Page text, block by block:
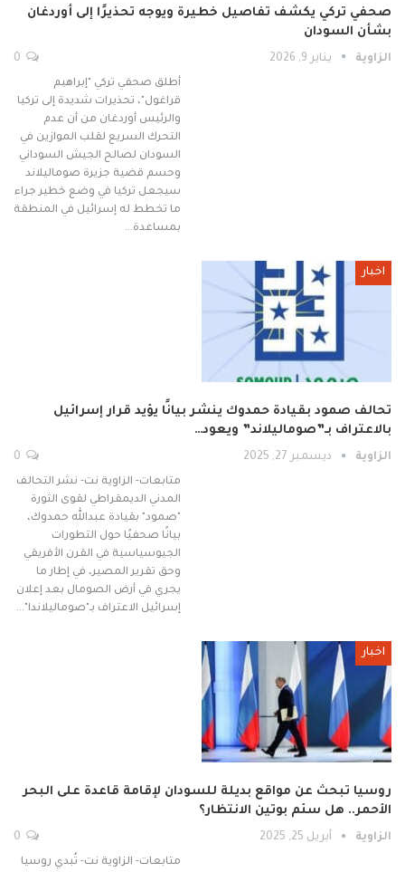
صحفي تركي يكشف تفاصيل خطيرة ويوجه تحذيرًا إلى أوردغان
بشأن السودان
الزاوية يناير 9, 2026
أطلق صحفي تركي "إبراهيم
قراغول"، تحذيرات شديدة إلى تركيا
والرئيس أوردغان من أن عدم
التحرك السريع لقلب الموازين في
السودان لصالح الجيش السوداني
وحسم قضية جزيرة صوماليلاند
سيجعل تركيا في وضع خطير جراء
ما تخطط له إسرائيل في المنطقة
بمساعدة…
اخبار
تحالف صمود بقيادة حمدوك ينشر بيانًا يؤيد قرار إسرائيل
بالاعتراف بـ”صوماليلاند” ويعود…
الزاوية ديسمبر 27, 2025
متابعات- الزاوية نت- نشر التحالف
المدني الديمقراطي لقوى الثورة
"صمود" بقيادة عبدالله حمدوك،
بيانًا صحفيًا حول التطورات
الجيوسياسية في القرن الأفريقي
وحق تقرير المصير، في إطار ما
يجري في أرض الصومال بعد إعلان
إسرائيل الاعتراف بـ"صوماليلاندا"…
اخبار
روسيا تبحث عن مواقع بديلة للسودان لإقامة قاعدة على البحر
الأحمر.. هل سئم بوتين الانتظار؟
الزاوية أبريل 25, 2025
متابعات- الزاوية نت- تُبدي روسيا